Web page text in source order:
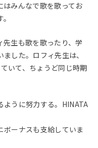
はみんなで歌を歌ってお
生も歌を歌ったり、学
した。ロフィ先生は、
いて、ちょうど同じ時期
うに努力する。HINATA
ボーナスも支給していま